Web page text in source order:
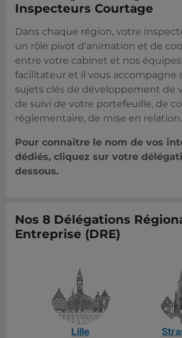
Inspecteurs Courtage
Dans chaque région, votre
un rôle pivot d’animation et de
entre votre cabinet et nos équipes.
facilitateur et il vous accompagne
sujets clés de développement de
de suivi de votre portefeuille, de
réglementaire, de mise en
Pour connaitre le nom de vos
dédiés, cliquez sur votre
dessous.
Nos 8 Délégations
Entreprise (DRE)
Lille